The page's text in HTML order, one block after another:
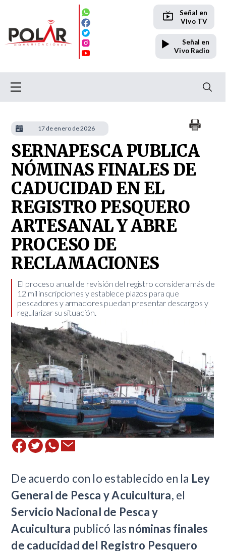
Señal en
Vivo TV
Señal en
Vivo Radio
SERNAPESCA PUBLICA
NÓMINAS FINALES DE
CADUCIDAD EN EL
REGISTRO PESQUERO
ARTESANAL Y ABRE
PROCESO DE
RECLAMACIONES
​El proceso anual de revisión del registro considera más de
12 mil inscripciones y establece plazos para que
pescadores y armadores puedan presentar descargos y
regularizar su situación.
De acuerdo con lo establecido en la Ley
General de Pesca y Acuicultura, el
Servicio Nacional de Pesca y
Acuicultura publicó las nóminas finales
de caducidad del Registro Pesquero
17 de enero de 2026